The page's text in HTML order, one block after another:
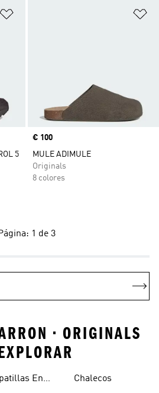
5
Precio
€ 100
MULE ADIMULE
Originals
8 colores
1 de 3
• ORIGINALS
En
Chalecos